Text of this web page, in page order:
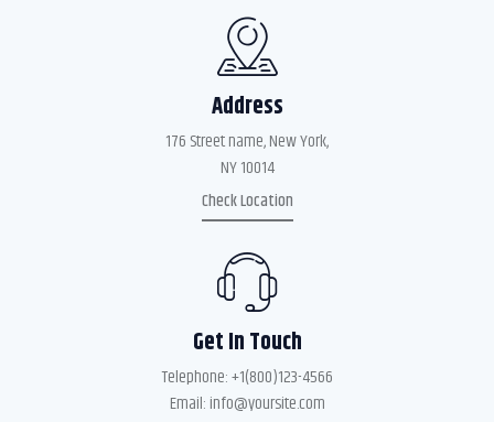
Address
176 Street name, New York,
NY 10014
Check Location
Get In Touch
Telephone:+1(800)123-4566
Email: info@yoursite.com